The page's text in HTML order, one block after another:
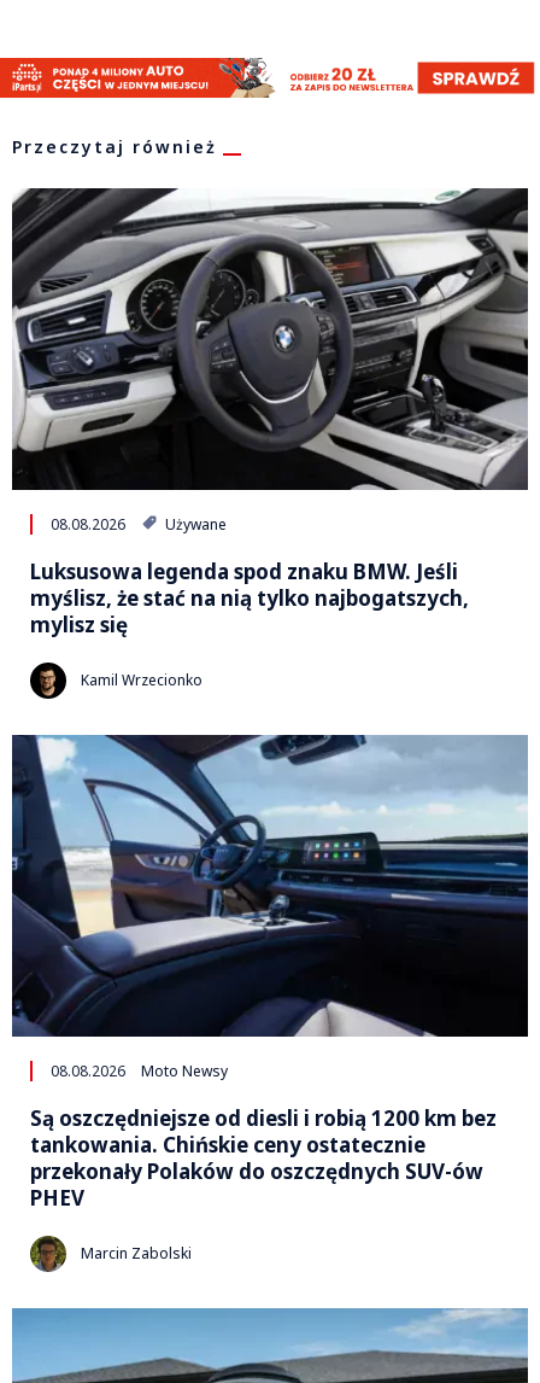
Przeczytaj również
08.08.2026 Używane
Luksusowa legenda spod znaku BMW. Jeśli
myślisz, że stać na nią tylko najbogatszych,
mylisz się
Kamil Wrzecionko
08.08.2026 Moto Newsy
Są oszczędniejsze od diesli i robią 1200 km bez
tankowania. Chińskie ceny ostatecznie
przekonały Polaków do oszczędnych SUV-ów
PHEV
Marcin Zabolski